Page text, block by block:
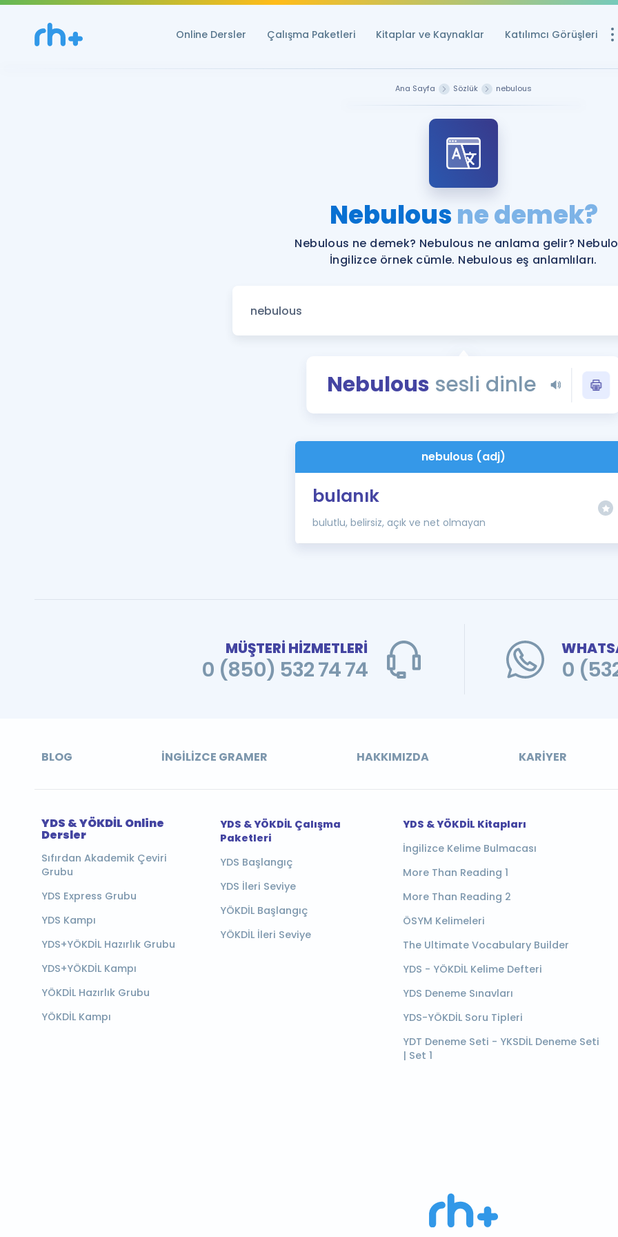
Online Dersler Çalışma Paketleri Kitaplar ve Kaynaklar Katılımcı Görüşleri
YDS ve YÖKDİL
YDS ve YÖKDİL'e
Tüm ÖSYM
YDS - YÖKDİL
İngilizce Gramer
Ana Sayfa Sözlük nebulous
Nebulousne demek?
Nebulous ne demek? Nebulous ne anlama gelir?
İngilizce örnek cümle. Nebulous eş anlamlıları.
Nebulous sesli dinle
nebulous (adj)
bulanık
bulutlu, belirsiz, açık ve net olmayan
MÜŞTERİ HİZMETLERİ
0 (850) 532 74 74 0
BLOG İNGILIZCE GRAMER HAKKIMIZDA KARIYER
YDS & YÖKDİL Online
Dersler
Sıfırdan Akademik Çeviri
Grubu
YDS Express Grubu
YDS Kampı
YDS+YÖKDİL Hazırlık Grubu
YDS+YÖKDİL Kampı
YÖKDİL Hazırlık Grubu
YÖKDİL Kampı
YDS & YÖKDİL Çalışma
Paketleri
YDS Başlangıç
YDS İleri Seviye
YÖKDİL Başlangıç
YÖKDİL İleri Seviye
YDS & YÖKDİL Kitapları
İngilizce Kelime Bulmacası
More Than Reading 1
More Than Reading 2
ÖSYM Kelimeleri
The Ultimate Vocabulary Builder
YDS - YÖKDİL Kelime Defteri
YDS Deneme Sınavları
YDS-YÖKDİL Soru Tipleri
YDT Deneme Seti - YKSDİL Deneme Seti
| Set 1